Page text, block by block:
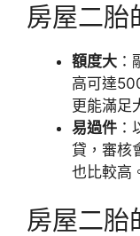
房屋二胎
額度大
高可達
更能滿足
易過件
貸，審核
也比較高
房屋二胎